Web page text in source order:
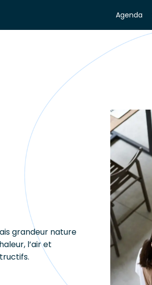
Agenda
grandeur nature
l’air et